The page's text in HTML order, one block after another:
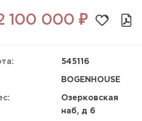
100 000 ₽
545116
BOGENHOUSE
Озерковская
наб, д 6